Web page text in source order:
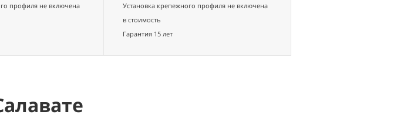
профиля не включена
Установка крепежного профиля не включена
в стоимость
Гарантия 15 лет